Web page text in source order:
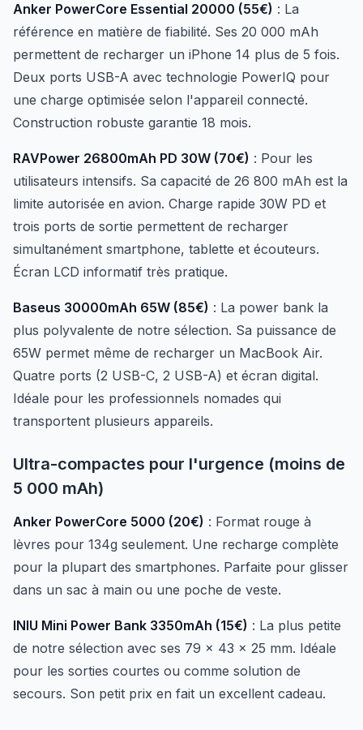
Anker PowerCore Essential 20000 (55€) : La
référence en matière de fiabilité. Ses 20 000 mAh
permettent de recharger un iPhone 14 plus de 5 fois.
Deux ports USB-A avec technologie PowerIQ pour
une charge optimisée selon l'appareil connecté.
Construction robuste garantie 18 mois.
RAVPower 26800mAh PD 30W (70€) : Pour les
utilisateurs intensifs. Sa capacité de 26 800 mAh est la
limite autorisée en avion. Charge rapide 30W PD et
trois ports de sortie permettent de recharger
simultanément smartphone, tablette et écouteurs.
Écran LCD informatif très pratique.
Baseus 30000mAh 65W (85€) : La power bank la
plus polyvalente de notre sélection. Sa puissance de
65W permet même de recharger un MacBook Air.
Quatre ports (2 USB-C, 2 USB-A) et écran digital.
Idéale pour les professionnels nomades qui
transportent plusieurs appareils.
Ultra-compactes pour l'urgence (moins de
5 000 mAh)
Anker PowerCore 5000 (20€) : Format rouge à
lèvres pour 134g seulement. Une recharge complète
pour la plupart des smartphones. Parfaite pour glisser
dans un sac à main ou une poche de veste.
INIU Mini Power Bank 3350mAh (15€) : La plus petite
de notre sélection avec ses 79 x 43 x 25 mm. Idéale
pour les sorties courtes ou comme solution de
secours. Son petit prix en fait un excellent cadeau.